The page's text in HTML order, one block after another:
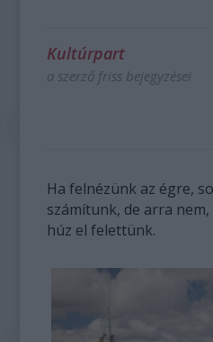
Kultúrpart
a szerző friss bejegyzései
Ha felnézünk az égre,
számítunk, de arra
húz el felettünk.